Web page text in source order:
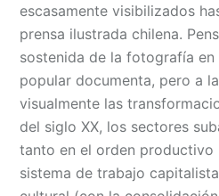
escasamente visibilizados
prensa ilustrada chilena.
sostenida de la fotografía
popular documenta, pero a
visualmente las
del siglo XX, los sectores
tanto en el orden productivo
sistema de trabajo